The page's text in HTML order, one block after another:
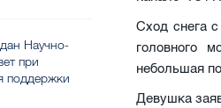
Сход снега
головного
небольшая
Девушка
Научно-
при
поддержки